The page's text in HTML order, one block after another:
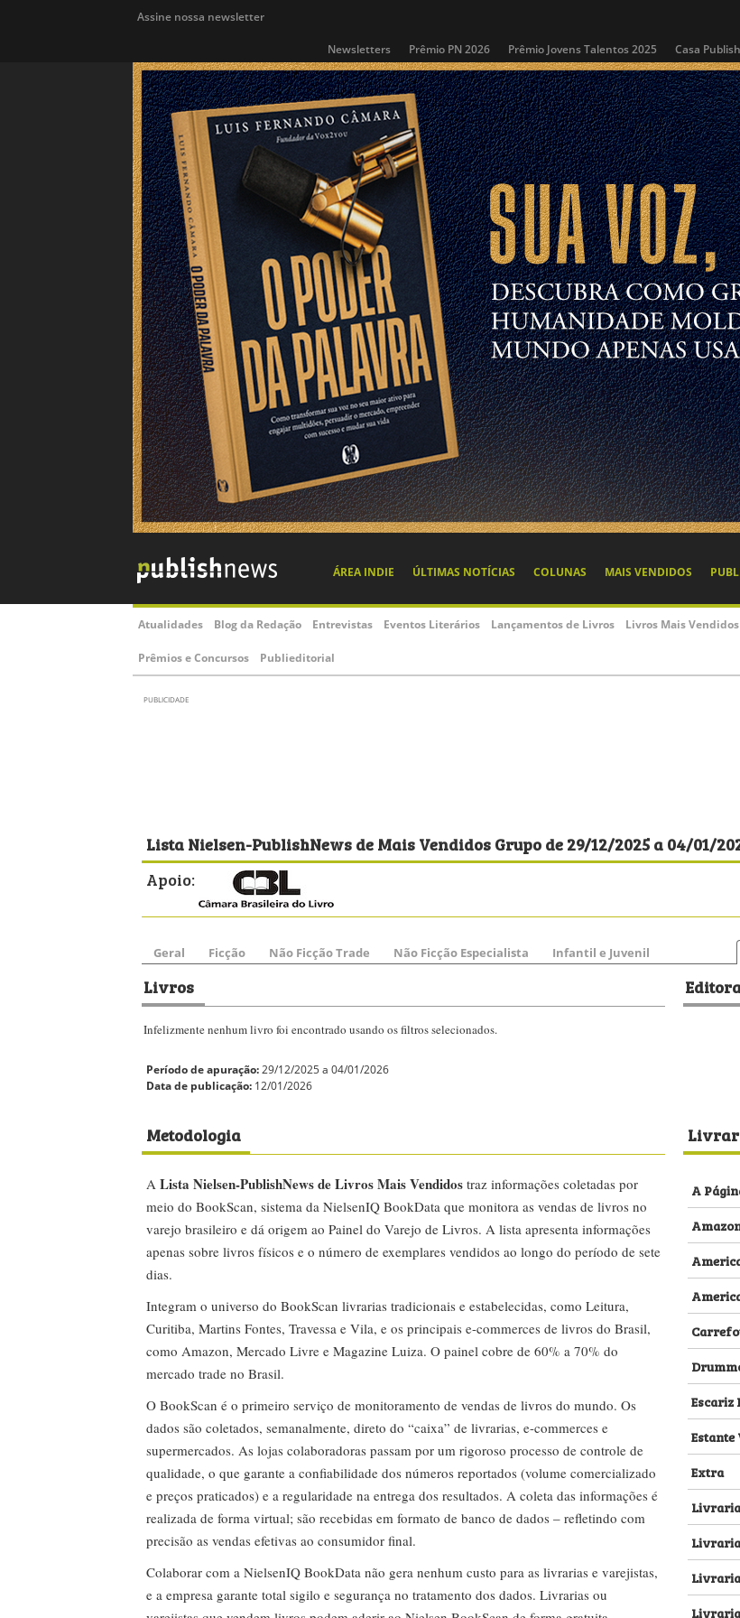
Assine nossa newsletter
Newsletters Prêmio PN 2026 Prêmio Jovens Talentos 2025 Casa
ÁREA INDIE ÚLTIMAS NOTÍCIAS COLUNAS MAIS VENDIDOS
Atualidades Blog da Redação Entrevistas Eventos Literários Lançamentos de Livros Livros Mais Vendidos
Prêmios e Concursos Publieditorial
PUBLICIDADE
Lista Nielsen-PublishNews de Mais Vendidos Grupo de 29/12/2025 a 04/01/
Apoio:
Geral Ficção Não Ficção Trade Não Ficção Especialista Infantil e Juvenil
Livros
Infelizmente nenhum livro foi encontrado usando os filtros selecionados.
Período de apuração:29/12/2025 a 04/01/2026
Data de publicação: 12/01/2026
Metodologia
A Lista Nielsen-PublishNews de Livros Mais Vendidos traz informações coletadas por
meio do BookScan, sistema da NielsenIQ BookData que monitora as vendas de livros no
varejo brasileiro e dá origem ao Painel do Varejo de Livros. A lista apresenta informações
apenas sobre livros físicos e o número de exemplares vendidos ao longo do período de sete
dias.
Integram o universo do BookScan livrarias tradicionais e estabelecidas, como Leitura,
Curitiba, Martins Fontes, Travessa e Vila, e os principais e-commerces de livros do Brasil,
como Amazon, Mercado Livre e Magazine Luiza. O painel cobre de 60% a 70% do
mercado trade no Brasil.
O BookScan é o primeiro serviço de monitoramento de vendas de livros do mundo. Os
dados são coletados, semanalmente, direto do “caixa” de livrarias, e-commerces e
supermercados. As lojas colaboradoras passam por um rigoroso processo de controle de
qualidade, o que garante a confiabilidade dos números reportados (volume comercializado
e preços praticados) e a regularidade na entrega dos resultados. A coleta das informações é
realizada de forma virtual; são recebidas em formato de banco de dados – refletindo com
precisão as vendas efetivas ao consumidor final.
Colaborar com a NielsenIQ BookData não gera nenhum custo para as livrarias e varejistas,
e a empresa garante total sigilo e segurança no tratamento dos dados. Livrarias ou
A
Extra